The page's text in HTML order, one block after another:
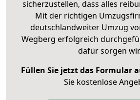
sicherzustellen, dass alles
Mit der richtigen
deutschlandweiter Umzug
Wegberg erfolgreich
dafür sorgen wir.
Füllen Sie jetzt das Formular
Sie kostenlose